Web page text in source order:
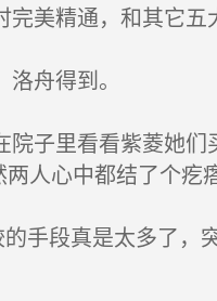
美精通，和其它五
舟得到。
子里看看紫菱她
人心中都结了个疙
手段真是太多了，